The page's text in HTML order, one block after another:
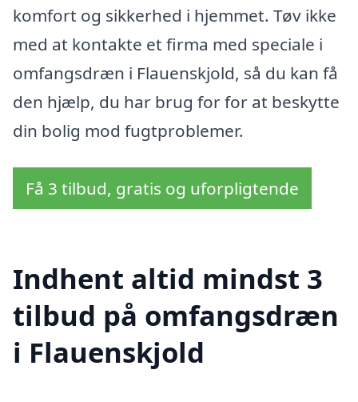
komfort og sikkerhed i hjemmet. Tøv ikke
med at kontakte et firma med speciale i
omfangsdræn i Flauenskjold, så du kan få
den hjælp, du har brug for for at beskytte
din bolig mod fugtproblemer.
Få 3 tilbud, gratis og uforpligtende
Indhent altid mindst 3
tilbud på omfangsdræn
i Flauenskjold